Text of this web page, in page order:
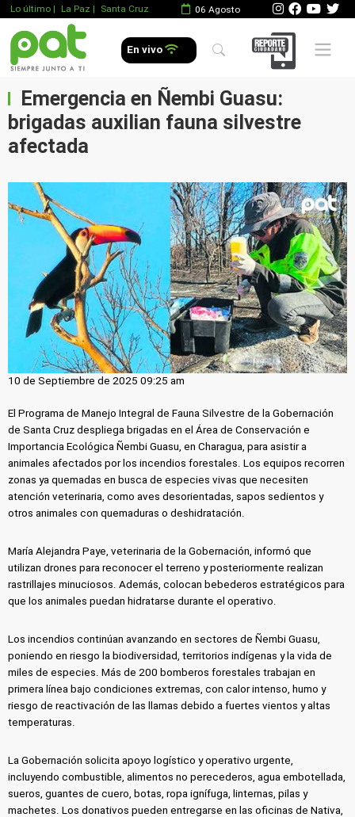
Lo último | La Paz | Santa Cruz 06 Agosto
En vivo Mobile
Emergencia en Ñembi Guasu:
brigadas auxilian fauna silvestre
afectada
10 de Septiembre de 2025 09:25 am
El Programa de Manejo Integral de Fauna Silvestre de la Gobernación
de Santa Cruz despliega brigadas en el Área de Conservación e
Importancia Ecológica Ñembi Guasu, en Charagua, para asistir a
animales afectados por los incendios forestales. Los equipos recorren
zonas ya quemadas en busca de especies vivas que necesiten
atención veterinaria, como aves desorientadas, sapos sedientos y
otros animales con quemaduras o deshidratación.
María Alejandra Paye, veterinaria de la Gobernación, informó que
utilizan drones para reconocer el terreno y posteriormente realizan
rastrillajes minuciosos. Además, colocan bebederos estratégicos para
que los animales puedan hidratarse durante el operativo.
Los incendios continúan avanzando en sectores de Ñembi Guasu,
poniendo en riesgo la biodiversidad, territorios indígenas y la vida de
miles de especies. Más de 200 bomberos forestales trabajan en
primera línea bajo condiciones extremas, con calor intenso, humo y
riesgo de reactivación de las llamas debido a fuertes vientos y altas
temperaturas.
La Gobernación solicita apoyo logístico y operativo urgente,
incluyendo combustible, alimentos no perecederos, agua embotellada,
sueros, guantes de cuero, botas, ropa ignífuga, linternas, pilas y
machetes. Los donativos pueden entregarse en las oficinas de Nativa,